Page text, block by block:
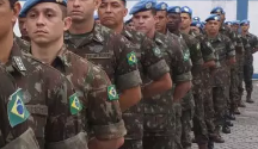
no CCOPAB